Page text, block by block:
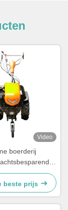
Video
boerderij
pk dieselmotor en
handvat
beste prijs